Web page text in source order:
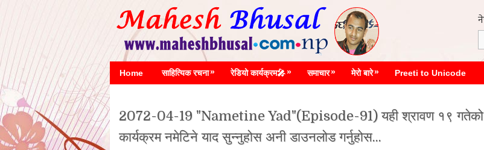
Home साहित्यिक रचना» रेडियो कार्यक्रम🎤» समाचार» मेरो बारे» Preeti to Unicode
2072-04-19 "Nametine Yad"(Episode-91) यही श्रावण १९ गतेको
कार्यक्रम नमेटिने याद सुन्नुहोस अनी डाउनलोड गर्नुहोस...